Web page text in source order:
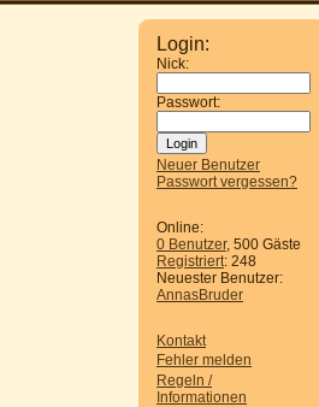
Login:
Nick:
Passwort:
Neuer Benutzer
Passwort vergessen?
Online:
0 Benutzer, 500 Gäste
Registriert: 248
Neuester Benutzer:
AnnasBruder
Kontakt
Fehler melden
Regeln /
Informationen